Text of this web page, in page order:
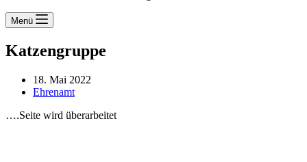
Menü
Katzengruppe
18. Mai 2022
Ehrenamt
….Seite wird überarbeitet